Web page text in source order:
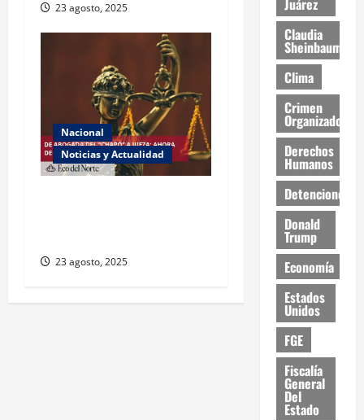
23 agosto, 2025
Nacional
Noticias y Actualidad
23 agosto, 2025
Juárez
Claudia
Sheinbaum
Clima
Crimen
Organizado
Derechos
Humanos
Detenciones
Donald
Trump
Economía
Estados
Unidos
FGE
Fiscalía
General
Del
Estado